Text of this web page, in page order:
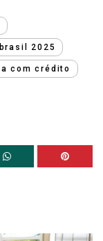
2025
com crédito